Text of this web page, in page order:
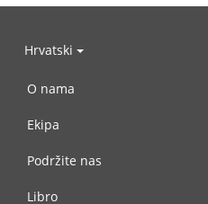
Hrvatski
O nama
Ekipa
Podržite nas
Libro